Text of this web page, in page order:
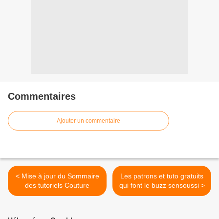
Commentaires
Ajouter un commentaire
< Mise à jour du Sommaire
des tutoriels Couture
Les patrons et tuto gratuits
qui font le buzz sensoussi >